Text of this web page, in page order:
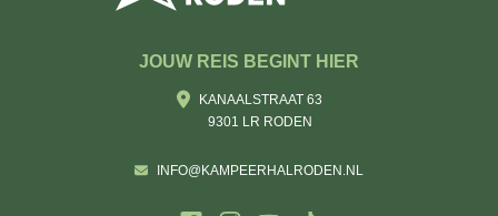
JOUW REIS BEGINT HIER
KANAALSTRAAT 63
9301 LR RODEN
INFO@KAMPEERHALRODEN.NL